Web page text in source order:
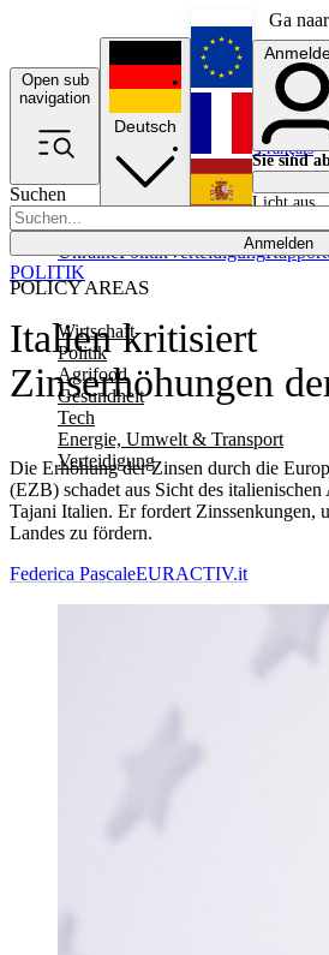
Ga
Open sub
navigation
Suchen
Anmelden
POLICY AREAS
Wirtschaft
Politik
Agrifood
Gesundheit
Tech
Energie, Umwelt & Transport
Verteidigung
UkrainePolitikVerteidigung
Deutsch
English
Français
Sie sind
Licht aus
Italien kritisiert
Zinserhöhungen
Die Erhöhung der Zinsen durch die
(EZB) schadet aus Sicht des
Tajani Italien. Er fordert Zinssenkungen,
Landes zu fördern.
POLITIK
Federica PascaleEURACTIV.it